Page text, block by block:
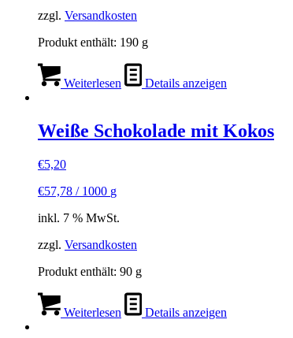
zzgl. Versandkosten
Produkt enthält: 190 g
Weiterlesen Details anzeigen
Weiße Schokolade mit Kokos
€5,20
€57,78 / 1000 g
inkl. 7 % MwSt.
zzgl. Versandkosten
Produkt enthält: 90 g
Weiterlesen Details anzeigen